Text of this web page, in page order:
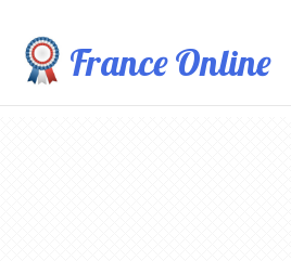
France Online